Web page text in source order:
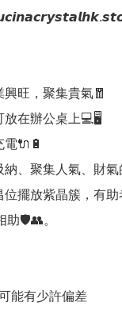
旺，聚集貴氣🧧
在辦公桌上💻🖥
🔌🔋
、聚集人氣、財氣
位擺放紫晶簇，有
助🛡👥。
能有少許偏差